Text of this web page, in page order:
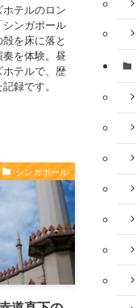
テルのロン
ンガポール
を床に落と
を体験。昼
テルで、歴
録です。
シンガポール